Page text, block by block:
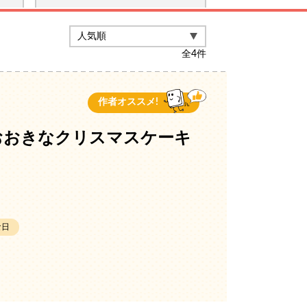
全4件
作者オススメ!
きなクリスマスケーキ